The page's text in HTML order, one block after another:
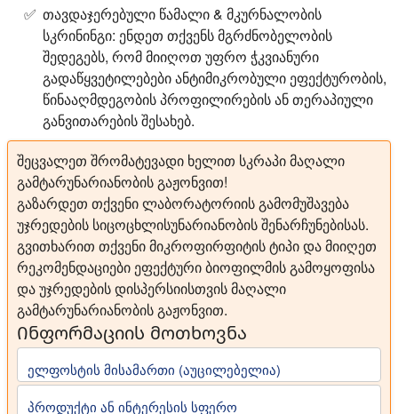
თავდაჯერებული წამალი & მკურნალობის
სკრინინგი: ენდეთ თქვენს მგრძნობელობის
შედეგებს, რომ მიიღოთ უფრო ჭკვიანური
გადაწყვეტილებები ანტიმიკრობული ეფექტურობის,
წინააღმდეგობის პროფილირების ან თერაპიული
განვითარების შესახებ.
შეცვალეთ შრომატევადი ხელით სკრაპი მაღალი
გამტარუნარიანობის გაჟონვით!
გაზარდეთ თქვენი ლაბორატორიის გამომუშავება
უჯრედების სიცოცხლისუნარიანობის შენარჩუნებისას.
გვითხარით თქვენი მიკროფირფიტის ტიპი და მიიღეთ
რეკომენდაციები ეფექტური ბიოფილმის გამოყოფისა
და უჯრედების დისპერსიისთვის მაღალი
გამტარუნარიანობის გაჟონვით.
Ინფორმაციის მოთხოვნა
ელფოსტის მისამართი (აუცილებელია)
პროდუქტი ან ინტერესის სფერო